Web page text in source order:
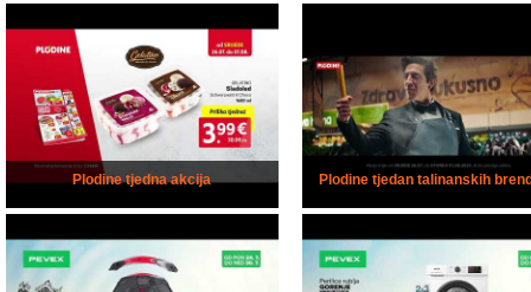
Plodine tjedna akcija Plodine tjedan talinanskih